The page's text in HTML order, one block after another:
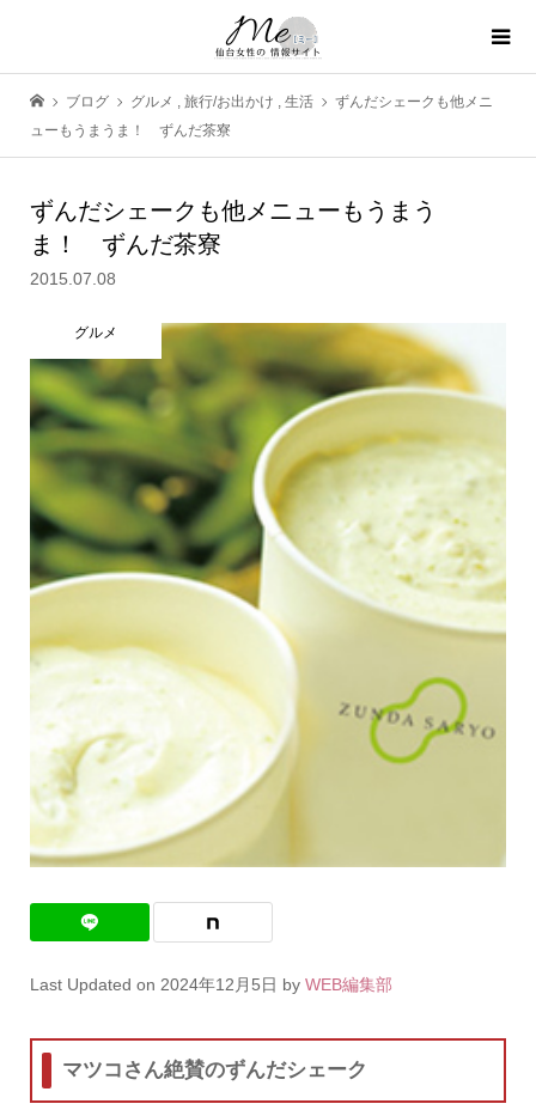
ブログ グルメ , 旅行/お出かけ , 生活
ずんだシェークも他メニ
ューもうまうま！ ずんだ茶寮
ずんだシェークも他メニューもうまう
ま！ ずんだ茶寮
2015.07.08
グルメ
Last Updated on 2024年12月5日 by WEB編集部
マツコさん絶賛のずんだシェーク